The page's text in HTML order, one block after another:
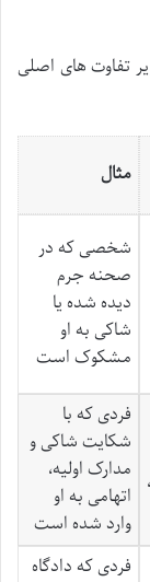
تفاوت های اصلی
مثال
شخصی که در
صحنه جرم
دیده شده یا
شاکی به او
مشکوک است
فردی که با
شکایت شاکی و
مدارک اولیه،
اتهامی به او
وارد شده است
فردی که دادگاه